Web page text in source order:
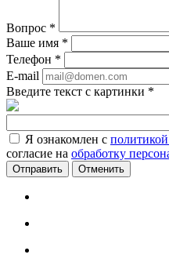
Вопрос *
Ваше имя *
Телефон *
E-mail
Введите текст с картинки *
Я ознакомлен с
согласие на обработку
Отменить